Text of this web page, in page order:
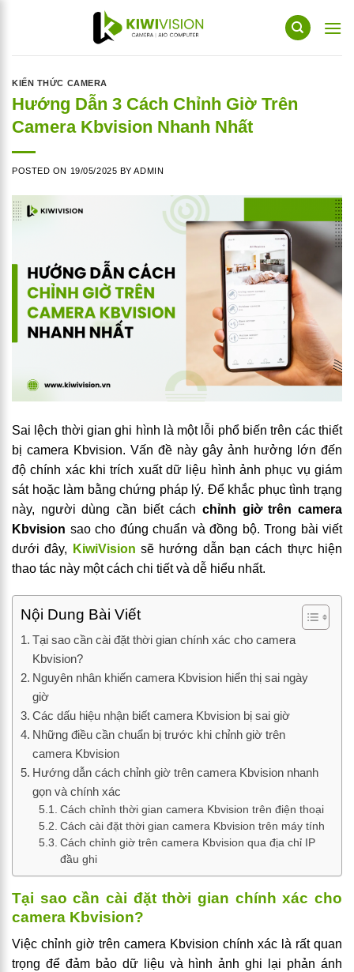
KIẾN THỨC CAMERA
Hướng Dẫn 3 Cách Chỉnh Giờ Trên
Camera Kbvision Nhanh Nhất
POSTED ON 19/05/2025 BYADMIN
Sai lệch thời gian ghi hình là một lỗi phổ biến trên các thiết
bị camera Kbvision. Vấn đề này gây ảnh hưởng lớn đến
độ chính xác khi trích xuất dữ liệu hình ảnh phục vụ giám
sát hoặc làm bằng chứng pháp lý. Để khắc phục tình trạng
này, người dùng cần biết cách chỉnh giờ trên camera
Kbvision sao cho đúng chuẩn và đồng bộ. Trong bài viết
dưới đây,
KiwiVision sẽ hướng dẫn bạn cách thực hiện
thao tác này một cách chi tiết và dễ hiểu nhất.
Nội Dung Bài Viết
Tại sao cần cài đặt thời gian chính xác cho camera
Kbvision?
Nguyên nhân khiến camera Kbvision hiển thị sai ngày
giờ
Các dấu hiệu nhận biết camera Kbvision bị sai giờ
Những điều cần chuẩn bị trước khi chỉnh giờ trên
camera Kbvision​
Hướng dẫn cách chỉnh giờ trên camera Kbvision nhanh
gọn và chính xác
Cách chỉnh thời gian camera Kbvision trên điện thoại
Cách cài đặt thời gian camera Kbvision trên máy tính
Cách chỉnh giờ trên camera Kbvision qua địa chỉ IP
đầu ghi
Tại sao cần cài đặt thời gian chính xác cho
camera Kbvision?
Việc chỉnh giờ trên camera Kbvision chính xác là rất quan
trọng để đảm bảo dữ liệu và hình ảnh ghi lại phản ánh